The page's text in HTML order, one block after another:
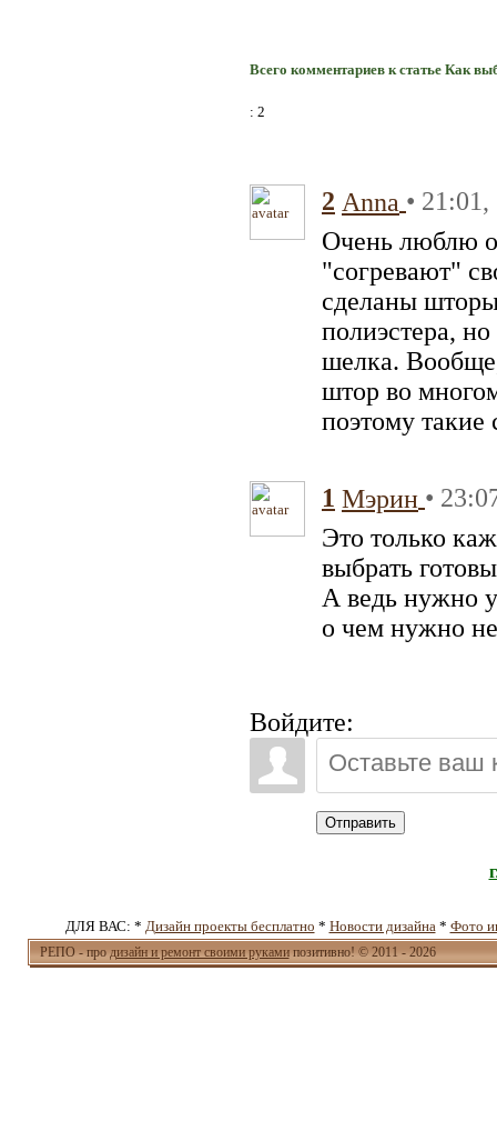
Всего комментариев к статье Как
: 2
2 Anna •
Очень люблю
"согревают"
сделаны
полиэстера,
шелка.
штор во
поэтому
1 Мэрин •
Это только
выбрать
А ведь нужно
о чем нужно
Войдите:
Отправить
ДЛЯ ВАС: * Дизайн проекты бесплатно * Новости дизайна* Фото
РЕПО - продизайн и ремонт своими рукамипозитивно! © 2011 - 2026